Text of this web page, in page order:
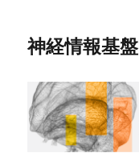
神経情報基